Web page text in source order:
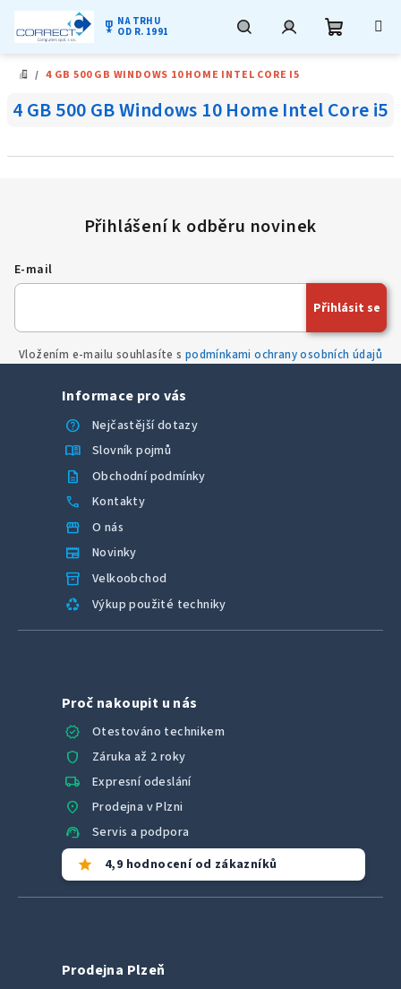
military_tech NA TRHU
OD R. 1991
košík
DOMŮ
/ 4 GB 500 GB WINDOWS 10 HOME INTEL CORE I5
4 GB 500 GB Windows 10 Home Intel Core i5
E-mail
Vložením e-mailu souhlasíte s podmínkami ochrany osobních údajů
Přihlásit se
Informace pro vás
help
Nejčastější dotazy
menu_book Slovník pojmů
description Obchodní podmínky
call Kontakty
storefront O nás
newspaper Novinky
inventory_2 Velkoobchod
recycling Výkup použité techniky
Proč nakoupit u nás
verified
Otestováno technikem
shield Záruka až 2 roky
local_shipping Expresní odeslání
location_on Prodejna v Plzni
support_agent Servis a podpora
star 4,9 hodnocení od zákazníků
Prodejna Plzeň